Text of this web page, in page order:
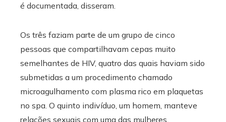
é documentada, disseram.
Os três faziam parte de um grupo de cinco
pessoas que compartilhavam cepas muito
semelhantes de HIV, quatro das quais haviam sido
submetidas a um procedimento chamado
microagulhamento com plasma rico em plaquetas
no spa. O quinto indivíduo, um homem, manteve
relações sexuais com uma das mulheres.